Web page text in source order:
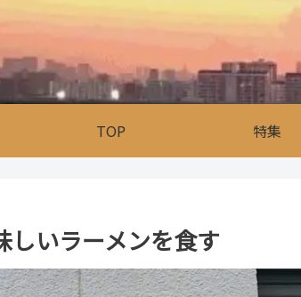
TOP 特集
しいラーメンを食す